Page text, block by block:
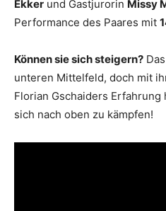
Ekker und Gastjurorin Missy
Performance des Paares mit
Können sie sich steigern?
unteren Mittelfeld, doch mit
Florian Gschaiders Erfahrung
sich nach oben zu kämpfen!